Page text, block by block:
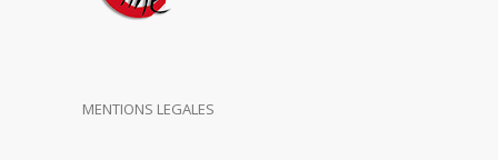
MENTIONS LEGALES